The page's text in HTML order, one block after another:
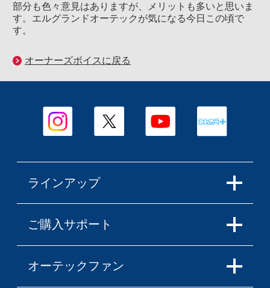
部分も色々意見はありますが、メリットも多いと思いま
す。エルグランドオーテックが気になる今日この頃で
す。
オーナーズボイスに戻る
ラインアップ
ご購入サポート
オーテックファン